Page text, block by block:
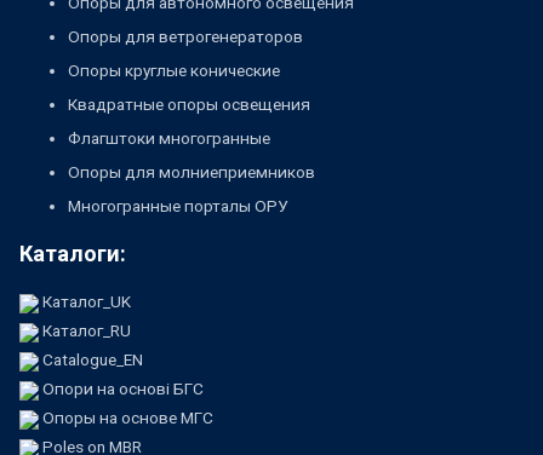
Опоры для ветрогенераторов
Опоры круглые конические
Квадратные опоры освещения
Флагштоки многогранные
Опоры для молниеприемников
Многогранные порталы ОРУ
Каталоги:
Каталог_UK
Каталог_RU
Catalogue_EN
Опори на основі БГС
Опоры на основе МГС
Poles on MBR